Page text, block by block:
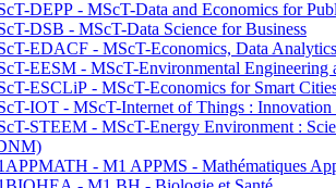
DEPP - MScT-Data and Economics for
DSB - MScT-Data Science for Business
EDACF - MScT-Economics, Data
EESM - MScT-Environmental Engineering
ESCLiP - MScT-Economics for Smart
IOT - MScT-Internet of Things : Innovation
STEEM - MScT-Energy Environment :
- M1 APPMS - Mathématiques